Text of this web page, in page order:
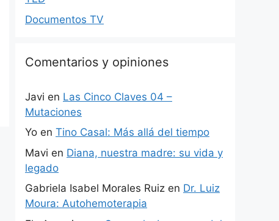
Documentos TV
Comentarios y opiniones
Javi en Las Cinco Claves 04 –
Mutaciones
Yo en Tino Casal: Más allá del tiempo
Mavi en Diana, nuestra madre: su vida y
legado
Gabriela Isabel Morales Ruiz en Dr. Luiz
Moura: Autohemoterapia